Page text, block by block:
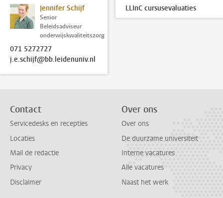
Jennifer Schijf
Senior
Beleidsadviseur
onderwijskwaliteitszorg
071 5272727
j.e.schijf@bb.leidenuniv.nl
LLInC cursusevaluaties
Contact
Servicedesks en recepties
Locaties
Mail de redactie
Privacy
Disclaimer
Over ons
Over ons
De duurzame universiteit
Interne vacatures
Alle vacatures
Naast het werk